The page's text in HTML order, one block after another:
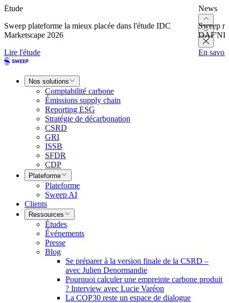
Étude
Sweep plateforme la mieux placée dans l'étude IDC
Marketscape 2026
Lire l'étude
News
Sweep
En
Nos solutions
Comptabilité carbone
Émissions supply chain
Reporting ESG
Stratégie de décarbonation
CSRD
GRI
ISSB
SFDR
CDP
Plateforme
Plateforme
Sweep AI
Clients
Ressources
Études
Événements
Presse
Blog
Se préparer à la version finale de la CSRD –
avec Julien Denormandie
Pourquoi calculer une empreinte carbone produit
? Interview avec Lucie Varéon
La COP30 reste un espace de dialogue